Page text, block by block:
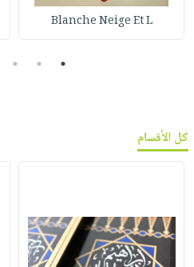
Blanche Neige Et L
1
2
3
كل الأقسام